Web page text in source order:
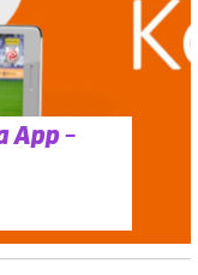
App –